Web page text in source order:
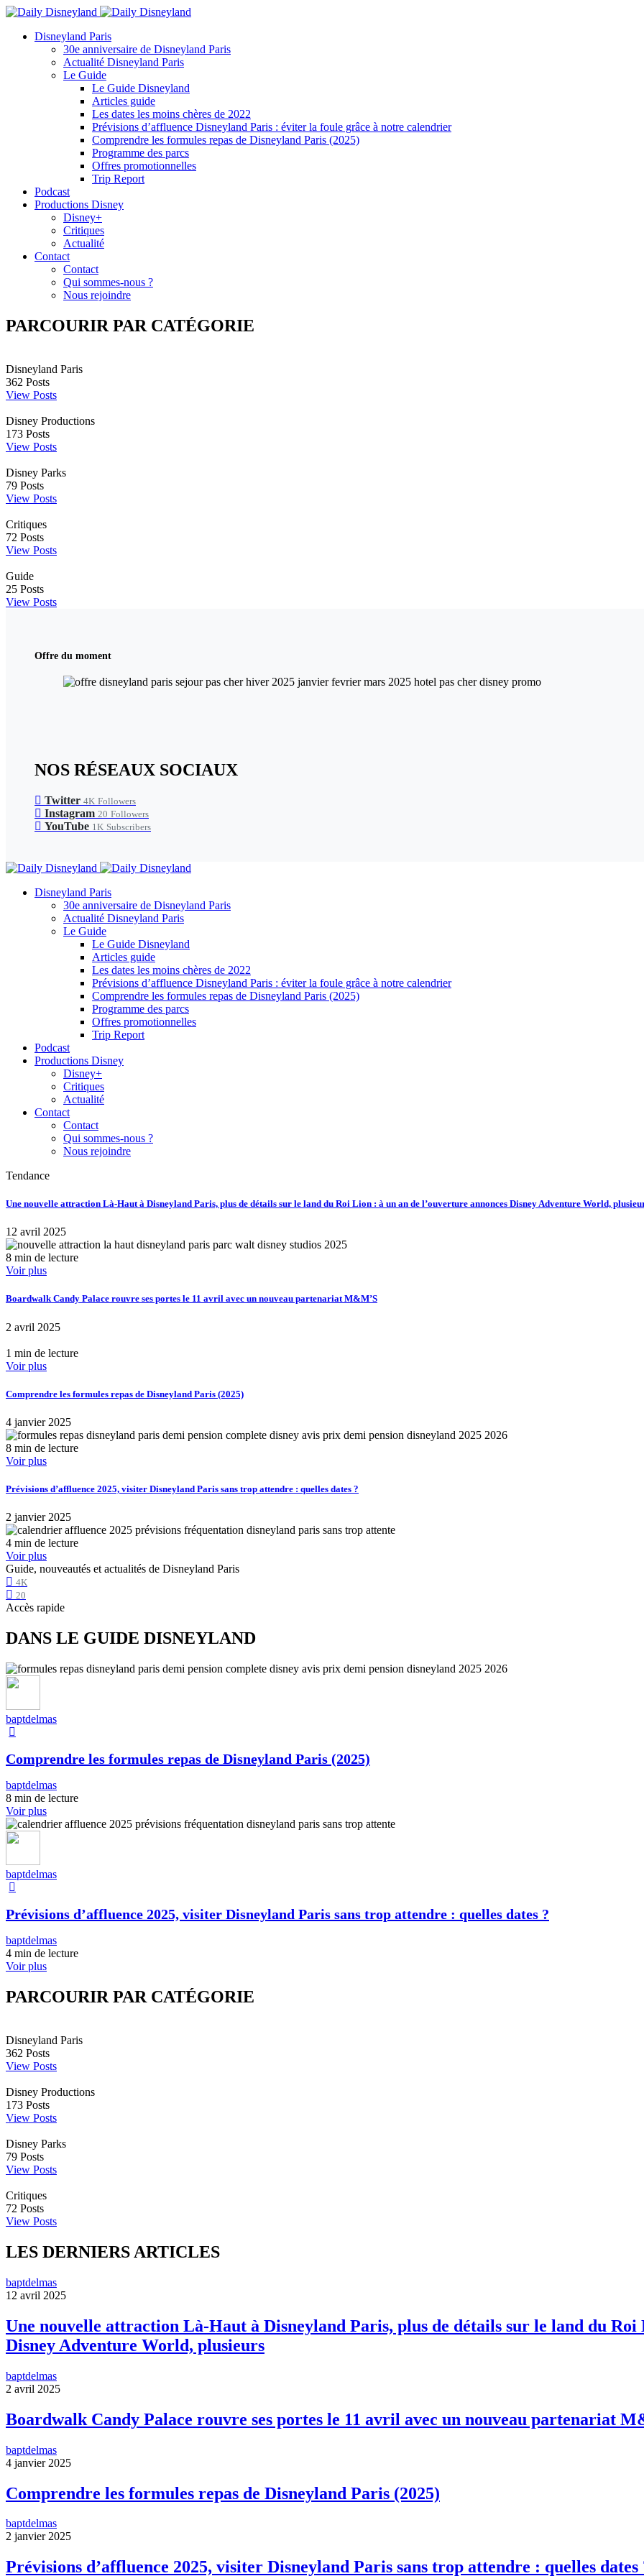
Disneyland Paris
30e anniversaire de Disneyland Paris
Actualité Disneyland Paris
Le Guide
Le Guide Disneyland
Articles guide
Les dates les moins chères de 2022
Prévisions d’affluence Disneyland Paris : éviter la foule grâce à notre calendrier
Comprendre les formules repas de Disneyland Paris (2025)
Programme des parcs
Offres promotionnelles
Trip Report
Podcast
Productions Disney
Disney+
Critiques
Actualité
Contact
Contact
Qui sommes-nous ?
Nous rejoindre
PARCOURIR PAR CATÉGORIE
Disneyland Paris
362 Posts
View Posts
Disney Productions
173 Posts
View Posts
Disney Parks
79 Posts
View Posts
Critiques
72 Posts
View Posts
Guide
25 Posts
View Posts
Offre du moment
NOS RÉSEAUX SOCIAUX
Twitter 4K Followers
Instagram 20 Followers
YouTube 1K Subscribers
Disneyland Paris
30e anniversaire de Disneyland Paris
Actualité Disneyland Paris
Le Guide
Le Guide Disneyland
Articles guide
Les dates les moins chères de 2022
Prévisions d’affluence Disneyland Paris : éviter la foule grâce à notre calendrier
Comprendre les formules repas de Disneyland Paris (2025)
Programme des parcs
Offres promotionnelles
Trip Report
Podcast
Productions Disney
Disney+
Critiques
Actualité
Contact
Contact
Qui sommes-nous ?
Nous rejoindre
Tendance
Une nouvelle attraction Là-Haut à Disneyland Paris, plus de détails sur le land du Roi Lion : à un an de l’ouverture annonces Disney Adventure World,
12 avril 2025
8 min de lecture
Voir plus
Boardwalk Candy Palace rouvre ses portes le 11 avril avec un nouveau partenariat M&M’S
2 avril 2025
1 min de lecture
Voir plus
Comprendre les formules repas de Disneyland Paris (2025)
4 janvier 2025
8 min de lecture
Voir plus
Prévisions d’affluence 2025, visiter Disneyland Paris sans trop attendre : quelles dates ?
2 janvier 2025
4 min de lecture
Voir plus
Guide, nouveautés et actualités de Disneyland Paris
4K
20
Accès rapide
DANS LE GUIDE DISNEYLAND
baptdelmas
Comprendre les formules repas de Disneyland Paris (2025)
baptdelmas
8 min de lecture
Voir plus
baptdelmas
Prévisions d’affluence 2025, visiter Disneyland Paris sans trop attendre : quelles dates ?
baptdelmas
4 min de lecture
Voir plus
PARCOURIR PAR CATÉGORIE
Disneyland Paris
362 Posts
View Posts
Disney Productions
173 Posts
View Posts
Disney Parks
79 Posts
View Posts
Critiques
72 Posts
View Posts
LES DERNIERS ARTICLES
baptdelmas
12 avril 2025
Une nouvelle attraction Là-Haut à Disneyland Paris, plus de détails sur le land du Roi
Disney Adventure World, plusieurs
baptdelmas
2 avril 2025
Boardwalk Candy Palace rouvre ses portes le 11 avril avec un nouveau partenariat
baptdelmas
4 janvier 2025
Comprendre les formules repas de Disneyland Paris (2025)
baptdelmas
2 janvier 2025
Prévisions d’affluence 2025, visiter Disneyland Paris sans trop attendre : quelles dates